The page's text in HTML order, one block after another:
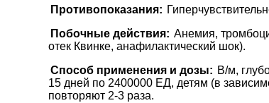
Противопоказания:
Побочные действия: Анемия,
отек Квинке, анафилактический шок).
Способ применения и дозы: В/м,
15 дней по 2400000 ЕД, детям (в
повторяют 2-3 раза.